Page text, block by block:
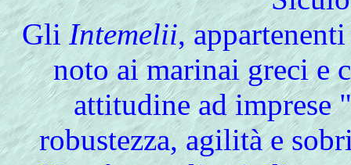
GliIntemelii,
noto ai marinai greci e
attitudine ad imprese
robustezza, agilità e